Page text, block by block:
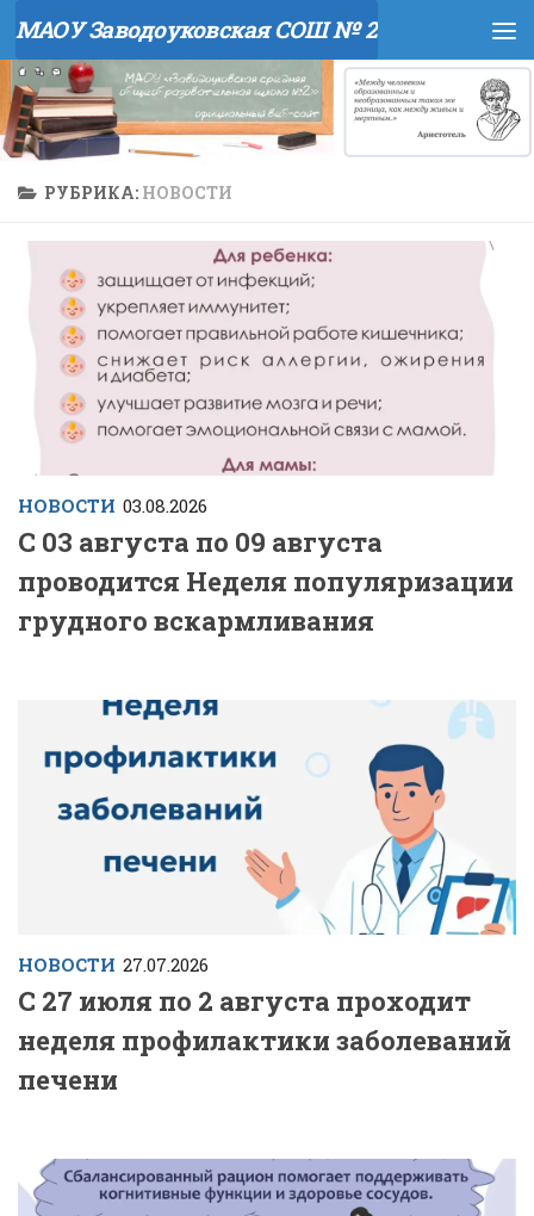
Перейти к содержимому
МАОУ Заводоуковская СОШ № 2
РУБРИКА: НОВОСТИ
НОВОСТИ 03.08.2026
С 03 августа по 09 августа
проводится Неделя популяризации
грудного вскармливания
НОВОСТИ 27.07.2026
С 27 июля по 2 августа проходит
неделя профилактики заболеваний
печени